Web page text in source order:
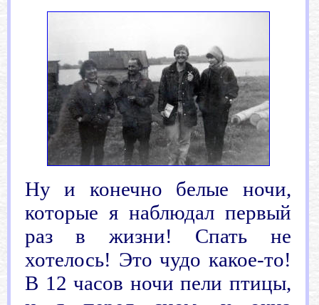
Ну и конечно белые ночи,
которые я наблюдал первый
раз в жизни! Спать не
хотелось! Это чудо какое-то!
В 12 часов ночи пели птицы,